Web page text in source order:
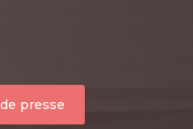
presse